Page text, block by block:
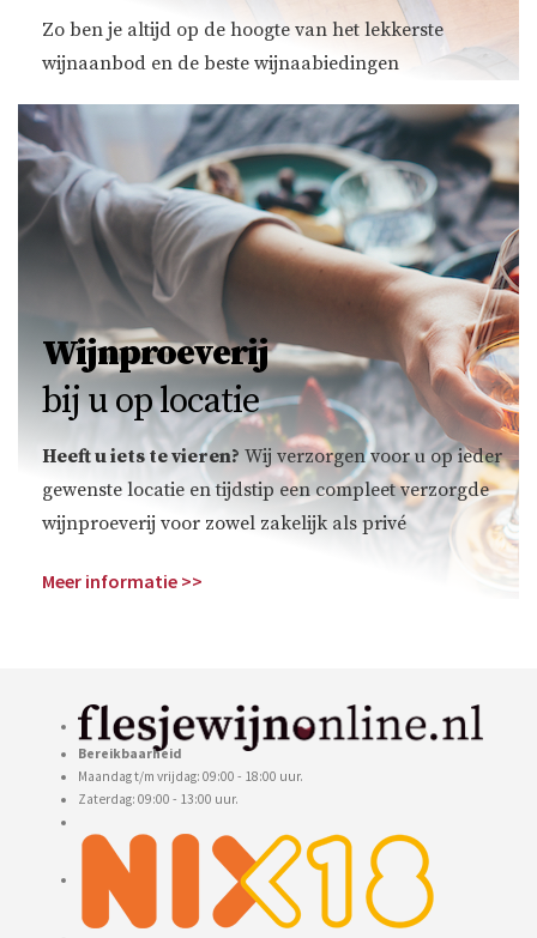
Zo ben je altijd op de hoogte van het lekkerste
wijnaanbod en de beste wijnaabiedingen
Wijnproeverij
bij u op locatie
Heeft u iets te vieren? Wij verzorgen voor u op ieder
gewenste locatie en tijdstip een compleet verzorgde
wijnproeverij voor zowel zakelijk als privé
Meer informatie >>
Bereikbaarheid
Maandag t/m vrijdag: 09:00 - 18:00 uur.
Zaterdag: 09:00 - 13:00 uur.